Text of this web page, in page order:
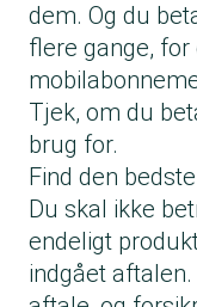
dem. Og du
flere gange,
Tjek, om du
brug for.
Find den
Du skal ikke
endeligt
indgået